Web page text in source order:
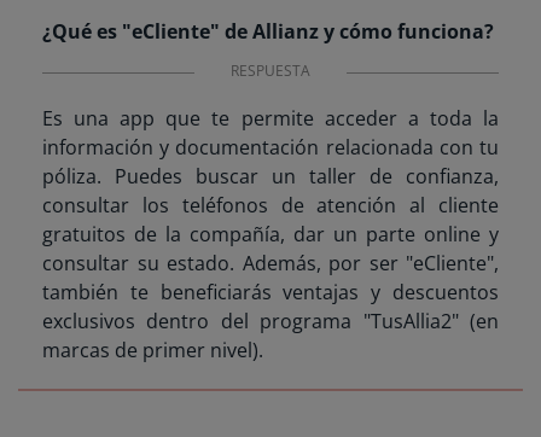
¿Qué es "eCliente" de Allianz y cómo funciona?
RESPUESTA
Es una app que te permite acceder a toda la
información y documentación relacionada con tu
póliza. Puedes buscar un taller de confianza,
consultar los teléfonos de atención al cliente
gratuitos de la compañía, dar un parte online y
consultar su estado. Además, por ser "eCliente",
también te beneficiarás ventajas y descuentos
exclusivos dentro del programa "TusAllia2" (en
marcas de primer nivel).